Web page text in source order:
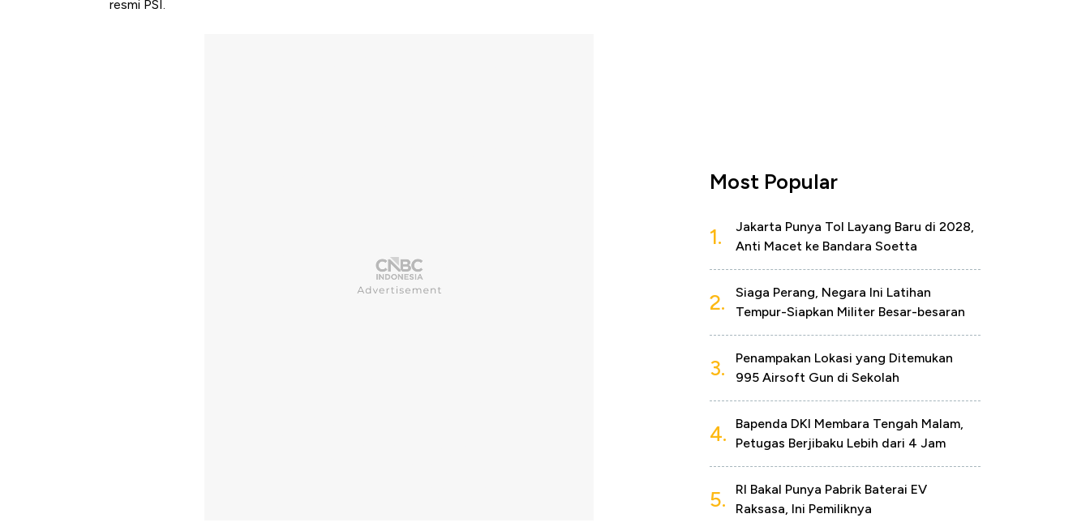
resmi PSI.
Most Popular
1.
Jakarta Punya Tol Layang Baru di 2028,
Anti Macet ke Bandara Soetta
2.
Siaga Perang, Negara Ini Latihan
Tempur-Siapkan Militer Besar-besaran
3.
Penampakan Lokasi yang Ditemukan
995 Airsoft Gun di Sekolah
4.
Bapenda DKI Membara Tengah Malam,
Petugas Berjibaku Lebih dari 4 Jam
5.
RI Bakal Punya Pabrik Baterai EV
Raksasa, Ini Pemiliknya